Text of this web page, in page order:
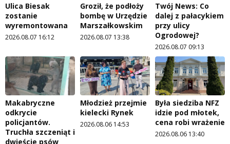
Ulica Biesak
zostanie
wyremontowana
2026.08.07 16:12
Groził, że podłoży
bombę w Urzędzie
Marszałkowskim
2026.08.07 13:38
Twój News: Co
dalej z pałacykiem
przy ulicy
Ogrodowej?
2026.08.07 09:13
Makabryczne
odkrycie
policjantów.
Truchła szczeniąt i
dwieście psów
Młodzież przejmie
kielecki Rynek
2026.08.06 14:53
Była siedziba NFZ
idzie pod młotek,
cena robi wrażenie
2026.08.06 13:40